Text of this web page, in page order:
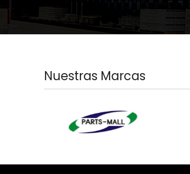
Nuestras Marcas